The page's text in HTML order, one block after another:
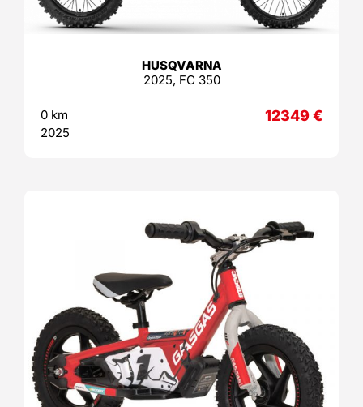
HUSQVARNA
2025, FC 350
0 km
2025
12349€